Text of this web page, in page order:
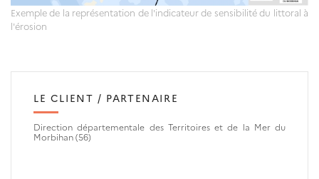
Exemple de la représentation de l'indicateur de sensibilité du littoral à
l'érosion
LE CLIENT / PARTENAIRE
Direction départementale des Territoires et de la Merdu
Morbihan (56)